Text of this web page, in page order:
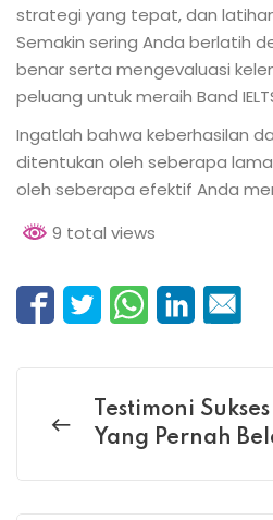
strategi yang tepat, dan
Semakin sering Anda berlatih
benar serta mengevaluasi
peluang untuk meraih Band
Ingatlah bahwa keberhasilan
ditentukan oleh seberapa
oleh seberapa efektif Anda
9 total views
Testimoni
Yang Pernah